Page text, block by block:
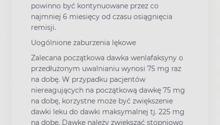
powinno być kontynuowane przez co
najmniej 6 miesięcy od czasu osiągnięcia
remisji.
Uogólnione zaburzenia lękowe
Zalecana początkowa dawka wenlafaksyny o
przedłużonym uwalnianiu wynosi 75 mg raz
na dobę. W przypadku pacjentów
niereagujących na początkową dawkę 75 mg
na dobę, korzystne może być zwiększenie
dawki leku do dawki maksymalnej tj. 225 mg
na dobę. Dawkę należy zwiększać stopniowo